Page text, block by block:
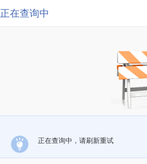
正在查询中
正在查询中，请刷新重试